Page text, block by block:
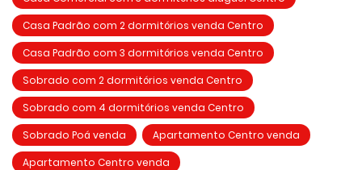
Casa Padrão com 2 dormitórios venda Centro
Casa Padrão com 3 dormitórios venda Centro
Sobrado com 2 dormitórios venda Centro
Sobrado com 4 dormitórios venda Centro
Sobrado Poá venda
Apartamento Centro venda
Apartamento Centro venda